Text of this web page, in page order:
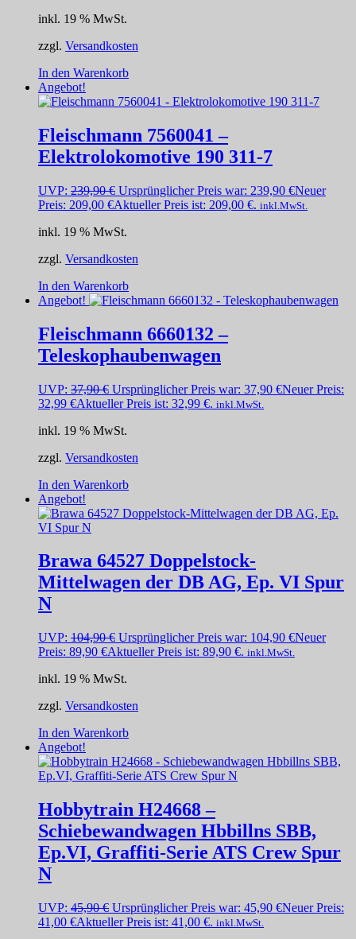
inkl. 19 % MwSt.
zzgl. Versandkosten
In den Warenkorb
Angebot!
Fleischmann 7560041 –
Elektrolokomotive 190 311-7
UVP: 239,90€ Ursprünglicher Preis war: 239,90 €Neuer
Preis: 209,00 €Aktueller Preis ist: 209,00 €. inkl.MwSt.
inkl. 19 % MwSt.
zzgl. Versandkosten
In den Warenkorb
Angebot!
Fleischmann 6660132 –
Teleskophaubenwagen
UVP: 37,90€ Ursprünglicher Preis war: 37,90 €Neuer Preis:
32,99 €Aktueller Preis ist: 32,99 €. inkl.MwSt.
inkl. 19 % MwSt.
zzgl. Versandkosten
In den Warenkorb
Angebot!
Brawa 64527 Doppelstock-
Mittelwagen der DB AG, Ep. VI Spur
N
UVP: 104,90€ Ursprünglicher Preis war: 104,90 €Neuer
Preis: 89,90 €Aktueller Preis ist: 89,90 €. inkl.MwSt.
inkl. 19 % MwSt.
zzgl. Versandkosten
In den Warenkorb
Angebot!
Hobbytrain H24668 –
Schiebewandwagen Hbbillns SBB,
Ep.VI, Graffiti-Serie ATS Crew Spur
N
UVP: 45,90€ Ursprünglicher Preis war: 45,90 €Neuer Preis:
41,00 €Aktueller Preis ist: 41,00 €. inkl.MwSt.